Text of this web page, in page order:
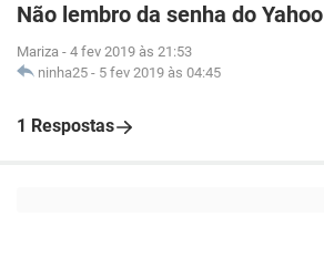
Não lembro da senha do Yahoo
Mariza - 4 fev 2019 às 21:53
ninha25 - 5 fev 2019 às 04:45
1 Respostas